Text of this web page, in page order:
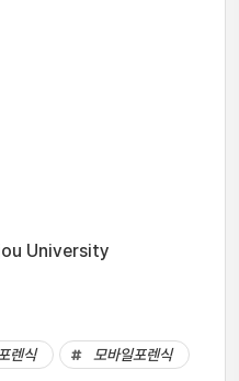
University
렌식 모바일포렌식